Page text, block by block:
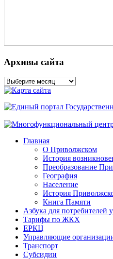
Архивы сайта
Архивы
сайта
Главная
О Приволжском
История
Преобразование
География
Население
История
Книга Памяти
Азбука для
Тарифы по ЖКХ
ЕРКЦ
Управляющие
Транспорт
Субсидии